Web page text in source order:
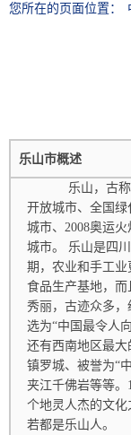
您所在的页面位置：
乐山市概述
乐山，古称
开放城市、全国
城市、2008奥运
城市。 乐山是四
期，农业和手工
食品生产基地，
秀丽，古迹众多
选为“中国最令人
还有西南地区最
镇罗城、被誉为“
夹江千佛岩等等
个地灵人杰的文
若都是乐山人。